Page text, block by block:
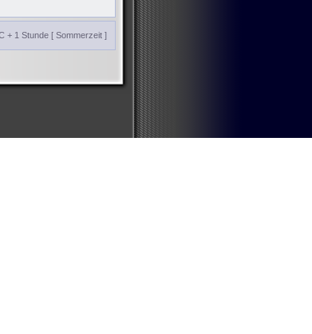
+ 1 Stunde [ Sommerzeit ]